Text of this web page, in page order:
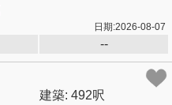
日期:2026-08-07
--
建築: 492呎